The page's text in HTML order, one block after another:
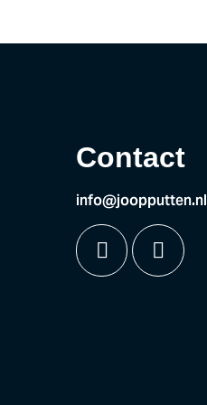
Contact
info@joopputten.nl